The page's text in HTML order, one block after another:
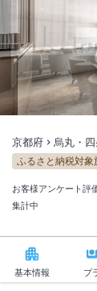
京都府 烏丸・
ふるさと納税対象
お客様アンケート評
集計中
基本情報 プ